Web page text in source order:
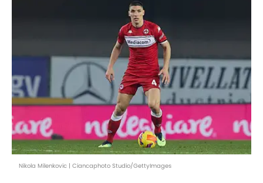
Nikola Milenkovic | Ciancaphoto Studio/GettyImages